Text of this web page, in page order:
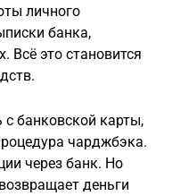
личного
банка,
Всё это становится
с банковской карты,
чарджбэка.
через банк. Но
деньги